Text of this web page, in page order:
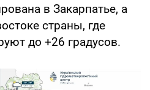
в Закарпатье, а
страны, где
до +26 градусов.